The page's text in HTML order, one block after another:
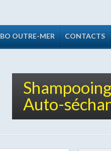
OUTRE-MER CONTACTS
Auto-